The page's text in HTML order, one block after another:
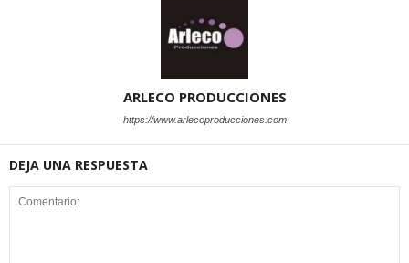
ARLECO PRODUCCIONES
https://www.arlecoproducciones.com
DEJA UNA RESPUESTA